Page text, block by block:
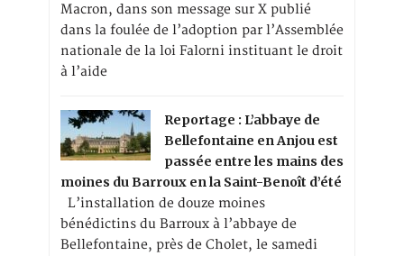
Macron, dans son message sur X publié
dans la foulée de l’adoption par l’Assemblée
nationale de la loi Falorni instituant le droit
à l’aide
Reportage : L’abbaye de
Bellefontaine en Anjou est
passée entre les mains des
moines du Barroux en la Saint-Benoît d’été
L’installation de douze moines
bénédictins du Barroux à l’abbaye de
Bellefontaine, près de Cholet, le samedi